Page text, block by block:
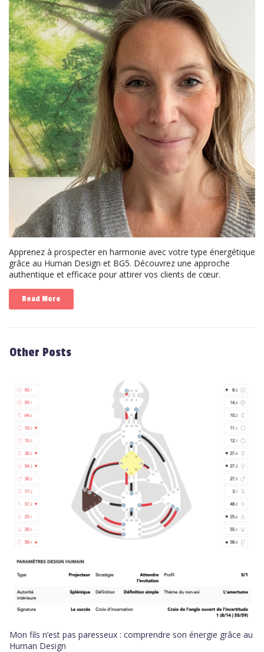
Apprenez à prospecter en harmonie avec votre type énergétique
grâce au Human Design et BG5. Découvrez une approche
authentique et efficace pour attirer vos clients de cœur.
Read More
Other Posts
Mon fils n’est pas paresseux : comprendre son énergie grâce au
Human Design